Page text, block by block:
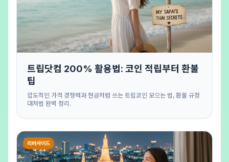
트립닷컴 200% 활용법: 코인 적립부터 환불
팁
압도적인 가격 경쟁력과 현금처럼 쓰는 트립코인 모으는 법, 환불 규정
대처법 완벽 정리.
리버사이드